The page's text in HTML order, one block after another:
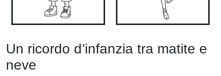
Un ricordo d’infanzia tra matite e
neve